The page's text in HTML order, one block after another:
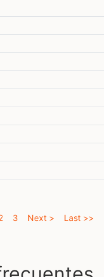
3 Next > Last >>